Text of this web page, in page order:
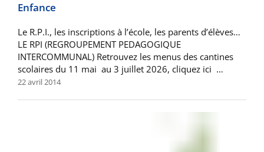
Enfance
Le R.P.I., les inscriptions à l’école, les parents d’élèves…
LE RPI (REGROUPEMENT PEDAGOGIQUE
INTERCOMMUNAL) Retrouvez les menus des cantines
scolaires du 11 mai au 3 juillet 2026, cliquez ici …
22 avril 2014